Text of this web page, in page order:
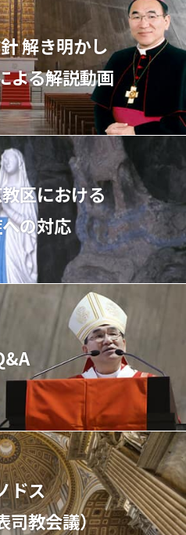
解き明かし
よる解説動画
区における
の対応
ドス
司教会議）